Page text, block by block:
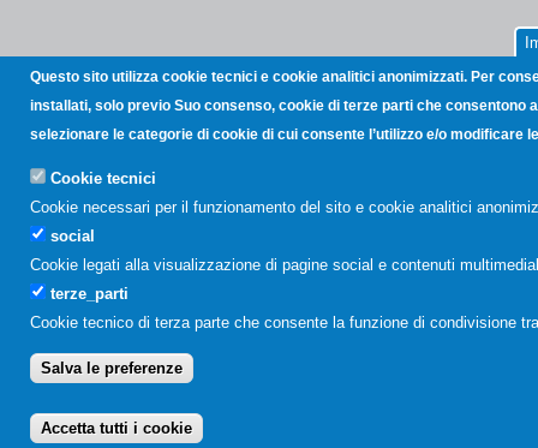
Questo sito utilizza cookie tecnici e cookie analitici anonimizzati. Per
installati, solo previo Suo consenso, cookie di terze parti che
selezionare le categorie di cookie di cui consente l’utilizzo e/o
Cookie tecnici
Cookie necessari per il funzionamento del sito e cookie analitici
social
Cookie legati alla visualizzazione di pagine social e contenuti
terze_parti
Cookie tecnico di terza parte che consente la funzione di condivisione
Salva le preferenze
Accetta tutti i cookie